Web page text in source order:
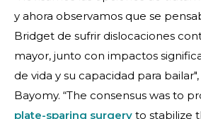
y ahora observamos que se
Bridget de sufrir dislocaciones
mayor, junto con impactos
de vida y su capacidad para
Bayomy. “The consensus was to
plate-sparing surgery to stabilize